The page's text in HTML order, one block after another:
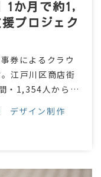
1か月で約1,
プロジェク
券によるクラウ
江戸川区商店街
・1,354人から約
デザイン制作